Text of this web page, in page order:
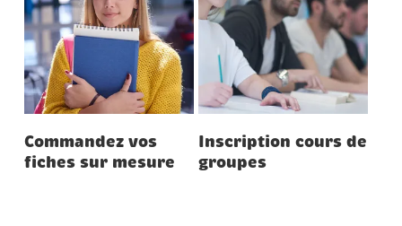
peuvent
être
choisies
sur
la
page
peuvent
choisies
sur
la
page
Etape Suivante
produit
Commandez vos
fiches sur mesure
Etape Suivante
produit
Inscription cours de
groupes